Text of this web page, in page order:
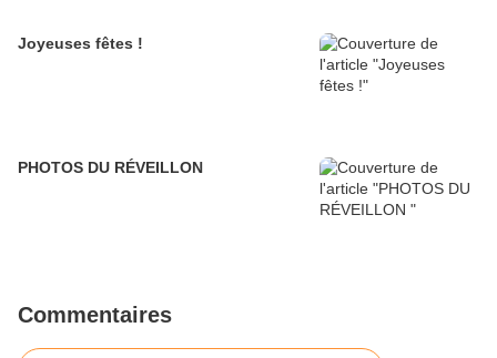
Joyeuses fêtes !
PHOTOS DU RÉVEILLON
Commentaires